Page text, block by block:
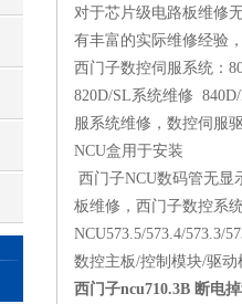
对于芯片级电路板维修
有丰富的实际维修经验
西门子数控伺服系统：
820D/SL系统维修
服系统维修，数控伺服
NCU盒用于安装
西门子NCU数码管无显
板维修，西门子数控系
NCU573.5/573.4/573.3/
数控主板/控制模块/驱
西门子ncu710.3B 断电